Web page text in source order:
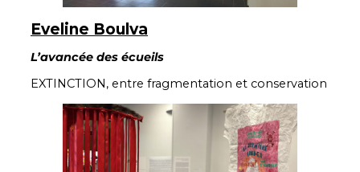
Eveline Boulva
L’avancée des écueils
EXTINCTION, entre fragmentation et conservation